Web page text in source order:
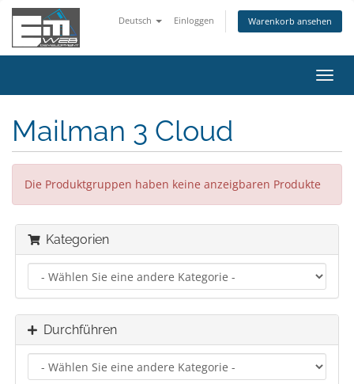
Deutsch Einloggen Warenkorb ansehen
ein-/
Mailman 3 Cloud
Die Produktgruppen haben keine anzeigbaren Produkte
Kategorien
Durchführen